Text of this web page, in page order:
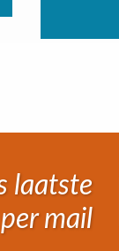
laatste
mail